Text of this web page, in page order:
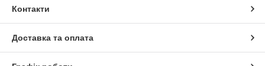
Контакти
Доставка та оплата